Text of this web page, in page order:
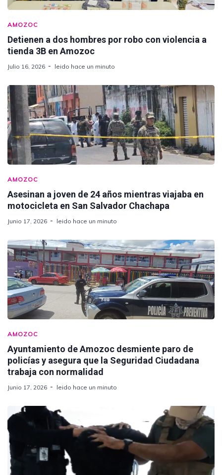
AMOZOC
Detienen a dos hombres por robo con violencia a
tienda 3B en Amozoc
Julio 16, 2026 leido hace un minuto
AMOZOC
Asesinan a joven de 24 años mientras viajaba en
motocicleta en San Salvador Chachapa
Junio 17, 2026 leido hace un minuto
AMOZOC
Ayuntamiento de Amozoc desmiente paro de
policías y asegura que la Seguridad Ciudadana
trabaja con normalidad
Junio 17, 2026 leido hace un minuto